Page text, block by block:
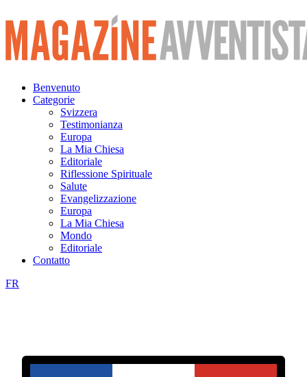
Vai
al
contenuto
Benvenuto
Categorie
Svizzera
Testimonianza
Europa
La Mia Chiesa
Editoriale
Riflessione Spirituale
Salute
Evangelizzazione
Europa
La Mia Chiesa
Mondo
Editoriale
Contatto
FR